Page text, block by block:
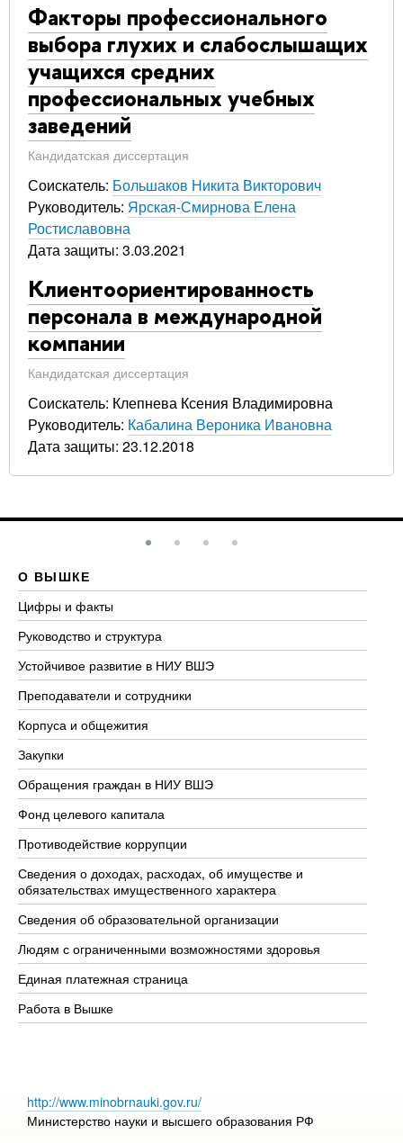
Факторы профессионального
выбора глухих и слабослышащих
учащихся средних
профессиональных учебных
заведений
Кандидатская диссертация
Соискатель: Большаков Никита Викторович
Руководитель: Ярская-Смирнова Елена
Ростиславовна
Дата защиты: 3.03.2021
Клиентоориентированность
персонала в международной
компании
Кандидатская диссертация
Соискатель: Клепнева Ксения Владимировна
Руководитель: Кабалина Вероника Ивановна
Дата защиты: 23.12.2018
О ВЫШКЕ
Цифры и факты
Руководство и структура
Устойчивое развитие в НИУ ВШЭ
Преподаватели и сотрудники
Корпуса и общежития
Закупки
Обращения граждан в НИУ ВШЭ
Фонд целевого капитала
Противодействие коррупции
Сведения о доходах, расходах, об имуществе и
обязательствах имущественного характера
Сведения об образовательной организации
Людям с ограниченными возможностями здоровья
Единая платежная страница
Работа в Вышке
http://www.minobrnauki.gov.ru/
Министерство науки и высшего образования РФ